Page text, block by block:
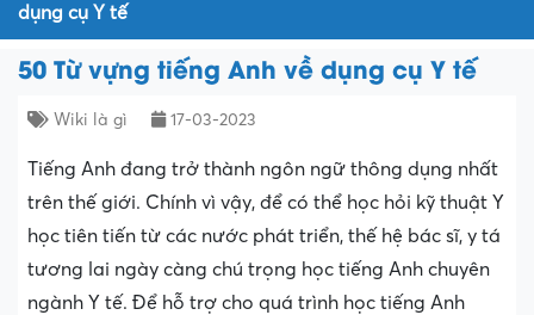
dụng cụ Y tế
50 Từ vựng tiếng Anh về dụng cụ Y tế
Wiki là gì 17-03-2023
Tiếng Anh đang trở thành ngôn ngữ thông dụng nhất
trên thế giới. Chính vì vậy, để có thể học hỏi kỹ thuật Y
học tiên tiến từ các nước phát triển, thế hệ bác sĩ, y tá
tương lai ngày càng chú trọng học tiếng Anh chuyên
ngành Y tế. Để hỗ trợ cho quá trình học tiếng Anh